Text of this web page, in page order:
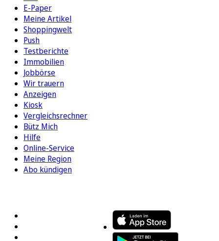
E-Paper
Meine Artikel
Shoppingwelt
Push
Testberichte
Immobilien
Jobbörse
Wir trauern
Anzeigen
Kiosk
Vergleichsrechner
Bütz Mich
Hilfe
Online-Service
Meine Region
Abo kündigen